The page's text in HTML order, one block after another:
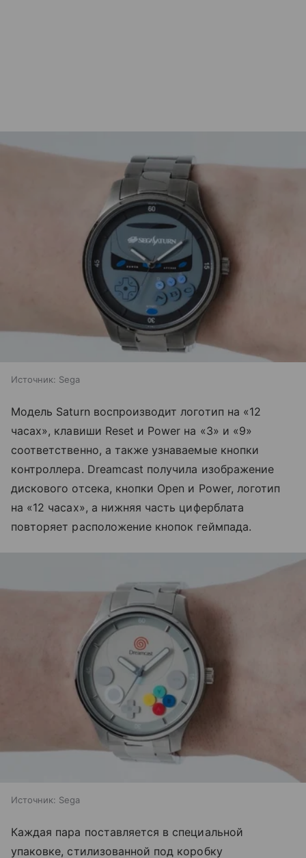
Источник: Sega
Модель Saturn воспроизводит логотип на «12
часах», клавиши Reset и Power на «3» и «9»
соответственно, а также узнаваемые кнопки
контроллера. Dreamcast получила изображение
дискового отсека, кнопки Open и Power, логотип
на «12 часах», а нижняя часть циферблата
повторяет расположение кнопок геймпада.
Источник: Sega
Каждая пара поставляется в специальной
упаковке, стилизованной под коробку